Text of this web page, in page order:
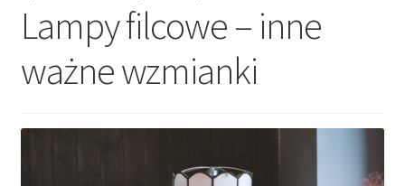
Lampy filcowe – inne
ważne wzmianki